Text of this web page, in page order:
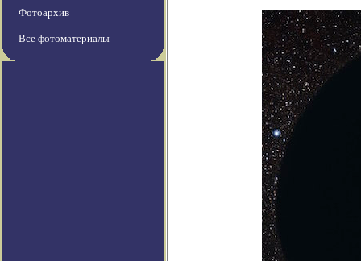
Фотоархив
Все фотоматериалы